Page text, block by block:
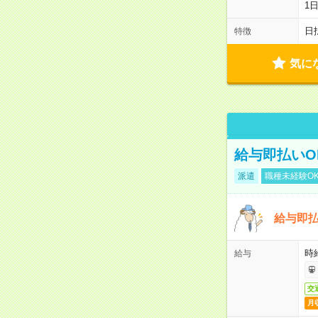
1
特徴 日
気に
給与即払い
派遣 職種未経験
給与即
給与 時
交
月